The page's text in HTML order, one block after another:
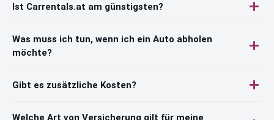
Ist Carrentals.at am günstigsten?
Was muss ich tun, wenn ich ein Auto abholen
möchte?
Gibt es zusätzliche Kosten?
Welche Art von Versicherung gilt für meine